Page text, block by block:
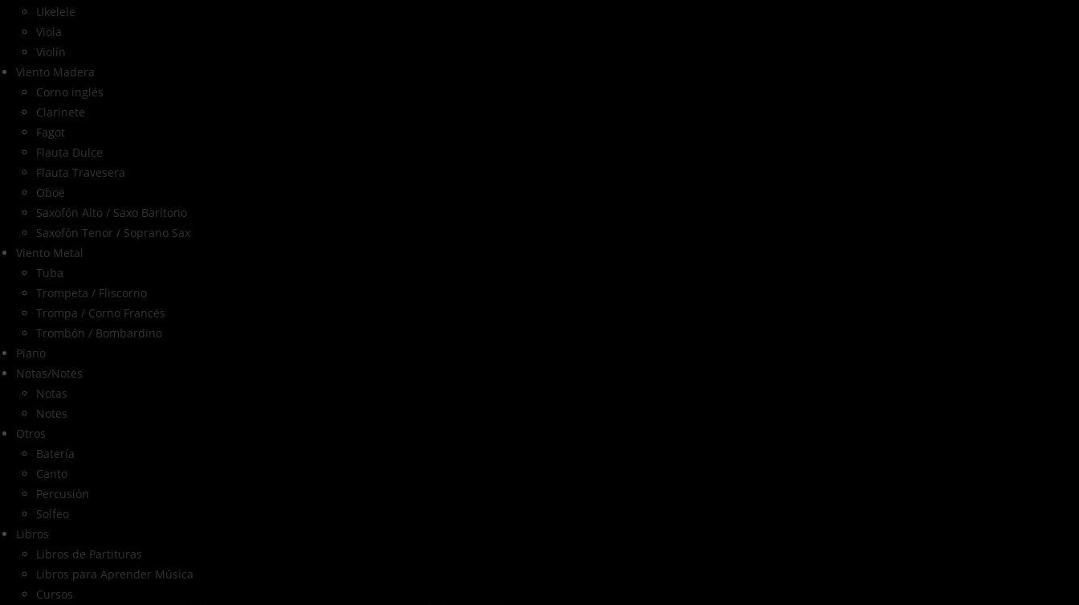
Ukelele
Viola
Violín
Viento Madera
Corno inglés
Clarinete
Fagot
Flauta Dulce
Flauta Travesera
Oboe
Saxofón Alto / Saxo Barítono
Saxofón Tenor / Soprano Sax
Viento Metal
Tuba
Trompeta / Fliscorno
Trompa / Corno Francés
Trombón / Bombardino
Piano
Notas/Notes
Notas
Notes
Otros
Batería
Canto
Percusión
Solfeo
Libros
Libros de Partituras
Libros para Aprender Música
Cursos